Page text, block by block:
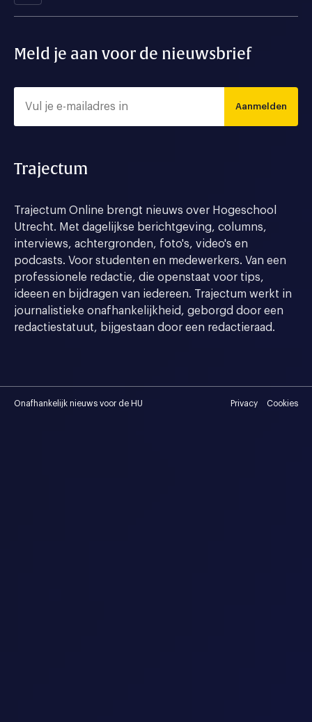
Meld je aan voor de nieuwsbrief
Aanmelden
Trajectum
Trajectum Online brengt nieuws over Hogeschool
Utrecht. Met dagelijkse berichtgeving, columns,
interviews, achtergronden, foto's, video's en
podcasts. Voor studenten en medewerkers. Van een
professionele redactie, die openstaat voor tips,
ideeen en bijdragen van iedereen. Trajectum werkt in
journalistieke onafhankelijkheid, geborgd door een
redactiestatuut, bijgestaan door een redactieraad.
Onafhankelijk nieuws voor de HU Privacy Cookies